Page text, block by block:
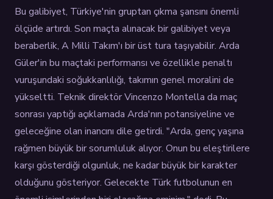
Bu galibiyet, Türkiye'nin gruptan çıkma şansını önemli
ölçüde artırdı. Son maçta alınacak bir galibiyet veya
beraberlik, A Milli Takım'ı bir üst tura taşıyabilir. Arda
Güler'in bu maçtaki performansı ve özellikle penaltı
vuruşundaki soğukkanlılığı, takımın genel moralini de
yükseltti. Teknik direktör Vincenzo Montella da maç
sonrası yaptığı açıklamada Arda'nın potansiyeline ve
geleceğine olan inancını dile getirdi. "Arda, genç yaşına
rağmen büyük bir sorumluluk alıyor. Onun bu eleştirilere
karşı gösterdiği olgunluk, ne kadar büyük bir karakter
olduğunu gösteriyor. Gelecekte Türk futbolunun en